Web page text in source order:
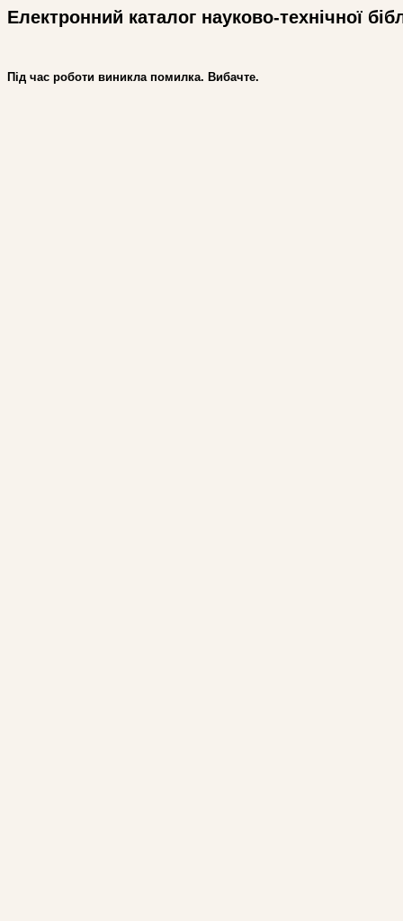
Електронний каталог науково-технічної
Під час роботи виникла помилка. Вибачте.